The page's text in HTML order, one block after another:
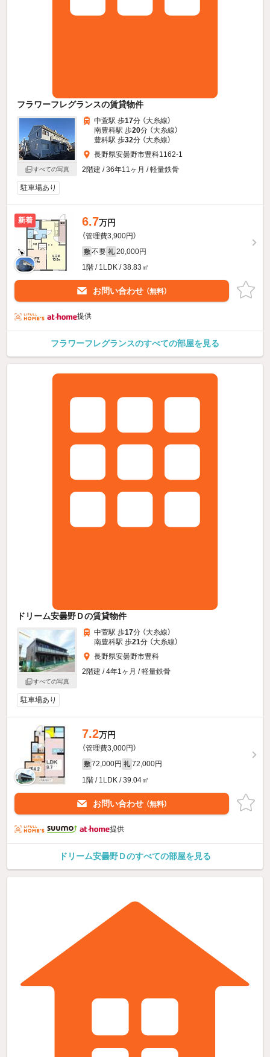
フラワーフレグランスの賃貸物件
すべての写真
中萱駅 歩17分 （大糸線）
南豊科駅 歩20分 （大糸線）
豊科駅 歩32分 （大糸線）
長野県安曇野市豊科1162-1
2階建 / 36年11ヶ月 / 軽量鉄骨
駐車場あり
新着 6.7万円
（管理費3,900円）
敷 不要 礼 20,000円
1階 / 1LDK / 38.83㎡
お問い合わせ （無料）
提供
フラワーフレグランスのすべての部屋を見る
ドリーム安曇野Ｄの賃貸物件
すべての写真
中萱駅 歩17分 （大糸線）
南豊科駅 歩21分 （大糸線）
長野県安曇野市豊科
2階建 / 4年1ヶ月 / 軽量鉄骨
駐車場あり
7.2万円
（管理費3,000円）
敷 72,000円 礼 72,000円
1階 / 1LDK / 39.04㎡
お問い合わせ （無料）
提供
ドリーム安曇野Ｄのすべての部屋を見る